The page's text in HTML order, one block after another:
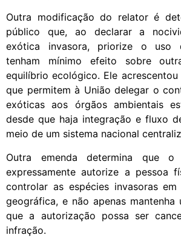
Outra modificação do relator é
público que, ao declarar a
exótica invasora, priorize o uso
tenham mínimo efeito sobre
equilíbrio ecológico. Ele
que permitem à União delegar o
exóticas aos órgãos ambientais
desde que haja integração e fluxo
meio de um sistema nacional
Outra emenda determina que o
expressamente autorize a pessoa
controlar as espécies invasoras em
geográfica, e não apenas mantenha
que a autorização possa ser
infração.